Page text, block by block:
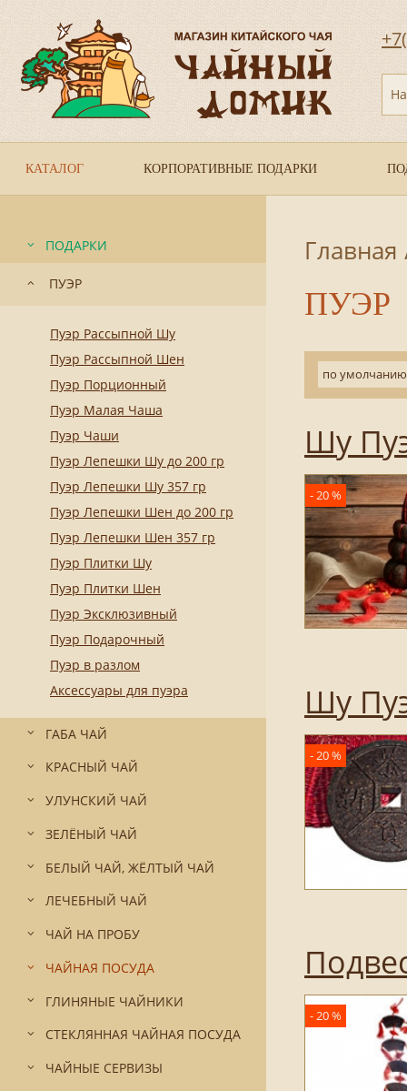
КАТАЛОГ КОРПОРАТИВНЫЕ ПОДАРКИ
ПОДАРКИ
ПУЭР
Пуэр Рассыпной Шу
Пуэр Рассыпной Шен
Пуэр Порционный
Пуэр Малая Чаша
Пуэр Чаши
Пуэр Лепешки Шу до 200 гр
Пуэр Лепешки Шу 357 гр
Пуэр Лепешки Шен до 200 гр
Пуэр Лепешки Шен 357 гр
Пуэр Плитки Шу
Пуэр Плитки Шен
Пуэр Эксклюзивный
Пуэр Подарочный
Пуэр в разлом
Аксессуары для пуэра
ГАБА ЧАЙ
КРАСНЫЙ ЧАЙ
УЛУНСКИЙ ЧАЙ
ЗЕЛЁНЫЙ ЧАЙ
БЕЛЫЙ ЧАЙ, ЖЁЛТЫЙ ЧАЙ
ЛЕЧЕБНЫЙ ЧАЙ
ЧАЙ НА ПРОБУ
ЧАЙНАЯ ПОСУДА
ГЛИНЯНЫЕ ЧАЙНИКИ
СТЕКЛЯННАЯ ЧАЙНАЯ ПОСУДА
ЧАЙНЫЕ СЕРВИЗЫ
Главная
ПУЭР
по умолчанию
Шу
- 20 %
Шу
- 20 %
- 20 %